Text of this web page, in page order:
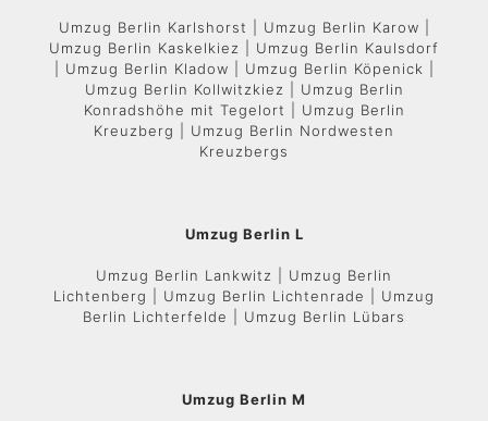
Umzug Berlin Karlshorst | Umzug Berlin Karow |
Umzug Berlin Kaskelkiez | Umzug Berlin Kaulsdorf
| Umzug Berlin Kladow | Umzug Berlin Köpenick |
Umzug Berlin Kollwitzkiez | Umzug Berlin
Konradshöhe mit Tegelort | Umzug Berlin
Kreuzberg | Umzug Berlin Nordwesten
Kreuzbergs
Umzug Berlin L
Umzug Berlin Lankwitz | Umzug Berlin
Lichtenberg | Umzug Berlin Lichtenrade | Umzug
Berlin Lichterfelde | Umzug Berlin Lübars
Umzug Berlin M